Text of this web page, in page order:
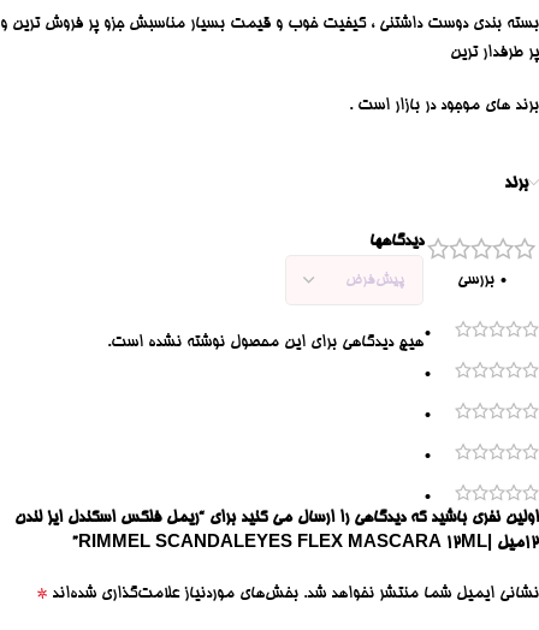
بسته بندی دوست داشتنی ، کیفیت خوب و قیمت بسیار مناسبش جزو پر فروش ترین و
پر طرفدار ترین
برند های موجود در بازار است .
برند
0 بررسی
0
0
0
0
0
دیدگاهها
هیچ دیدگاهی برای این محصول نوشته نشده است.
اولین نفری باشید که دیدگاهی را ارسال می کنید برای “ریمل فلکس اسکندل ایز لندن
12میل |RIMMEL SCANDALEYES FLEX MASCARA 12ML”
نشانی ایمیل شما منتشر نخواهد شد. بخش‌های موردنیاز علامت‌گذاری شده‌اند *